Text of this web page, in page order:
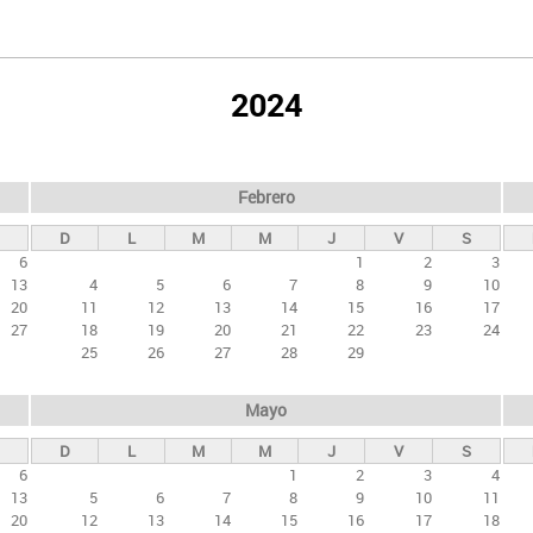
2024
6
13
20
27
Febrero
D L M M J V
S
1
2
3
4
5 6 7 8 9
10
11
12 13 14 15 16
17
18
19 20 21 22 23
24
25
26 27 28 29
6
13
20
Mayo
D L M M J V
S
1
2 3
4
5
6 7 8 9 10
11
12
13 14 15 16 17
18